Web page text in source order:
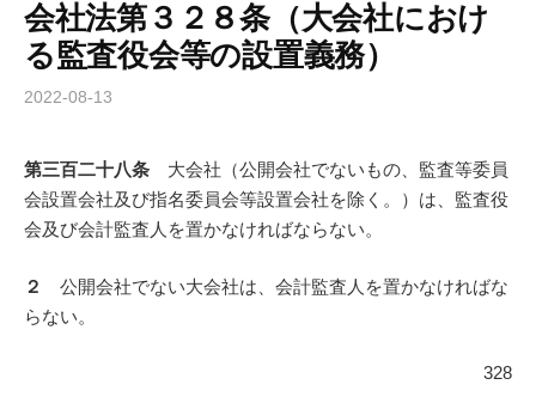
会社法第３２８条（大会社におけ
る監査役会等の設置義務）
2022-08-13
第三百二十八条 大会社（公開会社でないもの、監査等委員
会設置会社及び指名委員会等設置会社を除く。）は、監査役
会及び会計監査人を置かなければならない。
２
公開会社でない大会社は、会計監査人を置かなければな
らない。
328